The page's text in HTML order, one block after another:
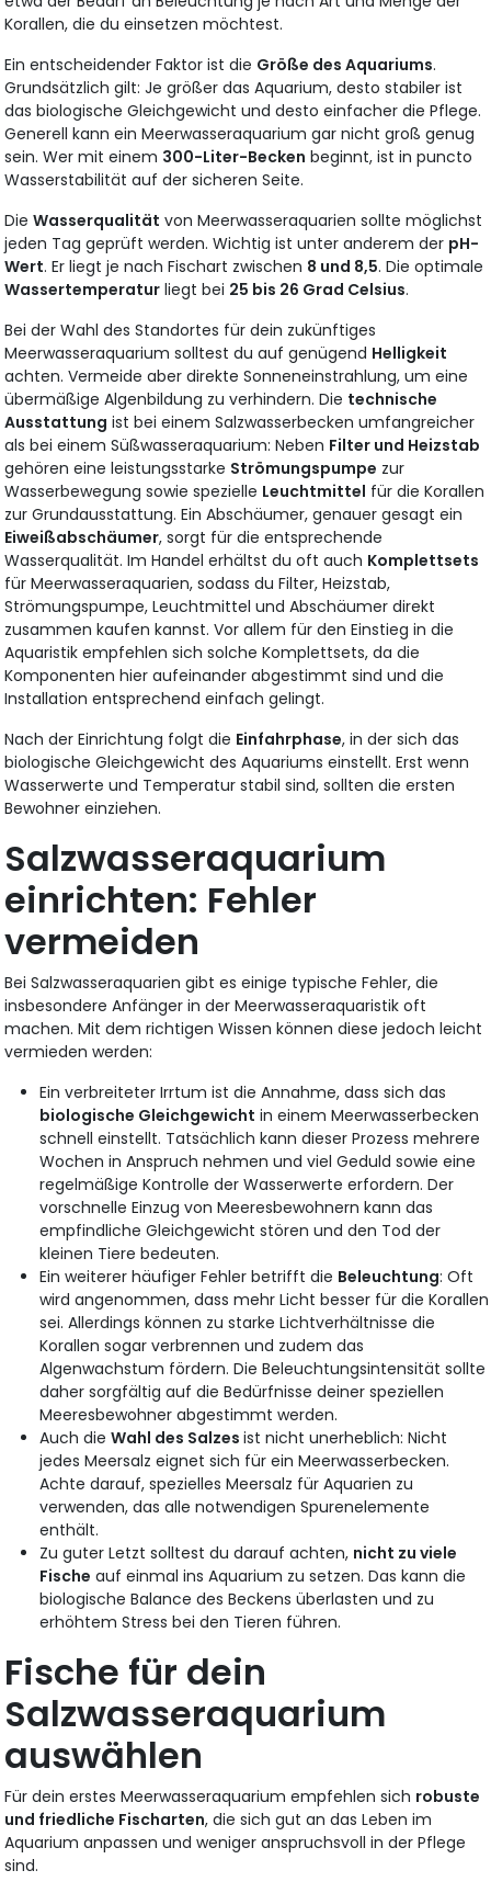
Korallen, die du einsetzen möchtest.
Ein entscheidender Faktor ist die Größe des Aquariums.
Grundsätzlich gilt: Je größer das Aquarium, desto stabiler ist
das biologische Gleichgewicht und desto einfacher die Pflege.
Generell kann ein Meerwasseraquarium gar nicht groß genug
sein. Wer mit einem 300-Liter-Becken beginnt, ist in puncto
Wasserstabilität auf der sicheren Seite.
DieWasserqualität von Meerwasseraquarien sollte möglichst
jeden Tag geprüft werden. Wichtig ist unter anderem der pH-
Wert. Er liegt je nach Fischart zwischen 8 und 8,5. Die optimale
Wassertemperatur liegt bei 25 bis 26 Grad Celsius.
Bei der Wahl des Standortes für dein zukünftiges
Meerwasseraquarium solltest du auf genügend Helligkeit
achten. Vermeide aber direkte Sonneneinstrahlung, um eine
übermäßige Algenbildung zu verhindern. Die technische
Ausstattung ist bei einem Salzwasserbecken umfangreicher
als bei einem Süßwasseraquarium: Neben Filter und Heizstab
gehören eine leistungsstarke Strömungspumpe zur
Wasserbewegung sowie spezielle Leuchtmittel für die Korallen
zur Grundausstattung. Ein Abschäumer, genauer gesagt ein
Eiweißabschäumer, sorgt für die entsprechende
Wasserqualität. Im Handel erhältst du oft auch Komplettsets
für Meerwasseraquarien, sodass du Filter, Heizstab,
Strömungspumpe, Leuchtmittel und Abschäumer direkt
zusammen kaufen kannst. Vor allem für den Einstieg in die
Aquaristik empfehlen sich solche Komplettsets, da die
Komponenten hier aufeinander abgestimmt sind und die
Installation entsprechend einfach gelingt.
Nach der Einrichtung folgt die Einfahrphase, in der sich das
biologische Gleichgewicht des Aquariums einstellt. Erst wenn
Wasserwerte und Temperatur stabil sind, sollten die ersten
Bewohner einziehen.
Salzwasseraquarium
einrichten: Fehler
vermeiden
Bei Salzwasseraquarien gibt es einige typische Fehler, die
insbesondere Anfänger in der Meerwasseraquaristik oft
machen. Mit dem richtigen Wissen können diese jedoch leicht
vermieden werden:
Ein verbreiteter Irrtum ist die Annahme, dass sich das
biologische Gleichgewicht in einem Meerwasserbecken
schnell einstellt. Tatsächlich kann dieser Prozess mehrere
Wochen in Anspruch nehmen und viel Geduld sowie eine
regelmäßige Kontrolle der Wasserwerte erfordern. Der
vorschnelle Einzug von Meeresbewohnern kann das
empfindliche Gleichgewicht stören und den Tod der
kleinen Tiere bedeuten.
Ein weiterer häufiger Fehler betrifft die Beleuchtung: Oft
wird angenommen, dass mehr Licht besser für die Korallen
sei. Allerdings können zu starke Lichtverhältnisse die
Korallen sogar verbrennen und zudem das
Algenwachstum fördern. Die Beleuchtungsintensität sollte
daher sorgfältig auf die Bedürfnisse deiner speziellen
Meeresbewohner abgestimmt werden.
Auch dieWahl des Salzesist nicht unerheblich: Nicht
jedes Meersalz eignet sich für ein Meerwasserbecken.
Achte darauf, spezielles Meersalz für Aquarien zu
verwenden, das alle notwendigen Spurenelemente
enthält.
Zu guter Letzt solltest du darauf achten, nicht zu viele
Fische auf einmal ins Aquarium zu setzen. Das kann die
biologische Balance des Beckens überlasten und zu
erhöhtem Stress bei den Tieren führen.
Fische für dein
Salzwasseraquarium
auswählen
Für dein erstes Meerwasseraquarium empfehlen sich robuste
und friedliche Fischarten, die sich gut an das Leben im
Aquarium anpassen und weniger anspruchsvoll in der Pflege
sind.